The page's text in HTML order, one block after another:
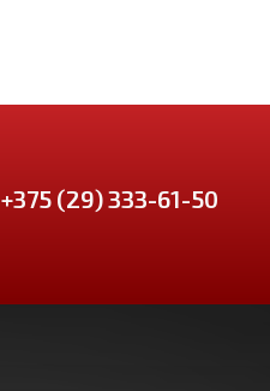
+375 (29) 333-61-50